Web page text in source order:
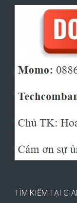
TÌM KIẾM TẠI